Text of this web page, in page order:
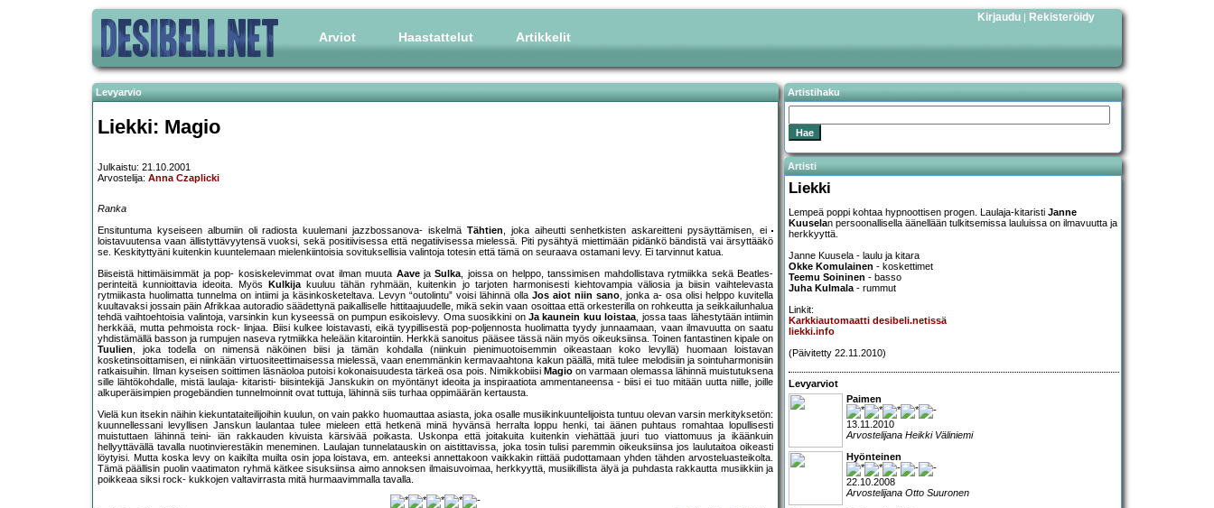
Arviot Haastattelut Artikkelit
Kirjaudu | Rekisteröidy
Levyarvio
Liekki: Magio
Julkaistu: 21.10.2001
Arvostelija: Anna Czaplicki
Ranka
Ensituntuma kyseiseen albumiin oli radiosta kuulemani jazzbossanova- iskelmä Tähtien, joka aiheutti senhetkisten askareitteni pysäyttämisen, ei
loistavuutensa vaan ällistyttävyytensä vuoksi, sekä positiivisessa että negatiivisessa mielessä. Piti pysähtyä miettimään pidänkö bändistä vai ärsyttääkö
se. Keskityttyäni kuitenkin kuuntelemaan mielenkiintoisia sovituksellisia valintoja totesin että tämä on seuraava ostamani levy. Ei tarvinnut katua.
Biiseistä hittimäisimmät ja pop- kosiskelevimmat ovat ilman muuta AavejaSulka, joissa on helppo, tanssimisen mahdollistava rytmiikka sekä Beatles-
perinteitä kunnioittavia ideoita. Myös
Kulkijakuuluu tähän ryhmään, kuitenkin jo tarjoten harmonisesti kiehtovampia väliosia ja biisin vaihtelevasta
rytmiikasta huolimatta tunnelma on intiimi ja käsinkosketeltava. Levyn “outolintu” voisi lähinnä olla Jos aiot niin sano, jonka a- osa olisi helppo kuvitella
kuultavaksi jossain päin Afrikkaa autoradio säädettynä paikalliselle hittitaajuudelle, mikä sekin vaan osoittaa että orkesterilla on rohkeutta ja seikkailunhalua
tehdä vaihtoehtoisia valintoja, varsinkin kun kyseessä on pumpun esikoislevy. Oma suosikkini onJa kaunein kuu loistaa, jossa taas lähestytään intiimin
herkkää, mutta pehmoista rock- linjaa. Biisi kulkee loistavasti, eikä tyypillisestä pop-poljennosta huolimatta tyydy junnaamaan, vaan ilmavuutta on saatu
yhdistämällä basson ja rumpujen naseva rytmiikka heleään kitarointiin. Herkkä sanoitus pääsee tässä näin myös oikeuksiinsa. Toinen fantastinen kipale on
Tuulien, joka todella on nimensä näköinen biisi ja tämän kohdalla (niinkuin pienimuotoisemmin oikeastaan koko levyllä) huomaan loistavan
kosketinsoittamisen, ei niinkään virtuositeettimaisessa mielessä, vaan enemmänkin kermavaahtona kakun päällä, mitä tulee melodisiin ja sointuharmonisiin
ratkaisuihin. Ilman kyseisen soittimen läsnäoloa putoisi kokonaisuudesta tärkeä osa pois. Nimikkobiisi Magioon varmaan olemassa lähinnä muistutuksena
sille lähtökohdalle, mistä laulaja- kitaristi- biisintekijä Janskukin on myöntänyt ideoita ja inspiraatiota ammentaneensa - biisi ei tuo mitään uutta niille, joille
alkuperäisimpien progebändien tunnelmoinnit ovat tuttuja, lähinnä siis turhaa oppimäärän kertausta.
Vielä kun itsekin näihin kiekuntataiteilijoihin kuulun, on vain pakko huomauttaa asiasta, joka osalle musiikinkuuntelijoista tuntuu olevan varsin merkityksetön:
kuunnellessani levyllisen Janskun laulantaa tulee mieleen että hetkenä minä hyvänsä herralta loppu henki, tai äänen puhtaus romahtaa lopullisesti
muistuttaen lähinnä teini- iän rakkauden kivuista kärsivää poikasta. Uskonpa että joitakuita kuitenkin viehättää juuri tuo viattomuus ja ikäänkuin
hellyyttävällä tavalla nuotinvierestäkin meneminen. Laulajan tunnelatauskin on aistittavissa, joka tosin tulisi paremmin oikeuksiinsa jos laulutaitoa oikeasti
löytyisi. Mutta koska levy on kaikilta muilta osin jopa loistava, em. anteeksi annettakoon vaikkakin riittää pudottamaan yhden tähden arvosteluasteikolta.
Tämä päällisin puolin vaatimaton ryhmä kätkee sisuksiinsa aimo annoksen ilmaisuvoimaa, herkkyyttä, musiikillista älyä ja puhdasta rakkautta musiikkiin ja
poikkeaa siksi rock- kukkojen valtavirrasta mitä hurmaavimmalla tavalla.
Artistihaku
Artisti
Liekki
Lempeä poppi kohtaa hypnoottisen progen. Laulaja-kitaristi Janne
Kuuselan persoonallisella äänellään tulkitsemissa lauluissa on ilmavuutta ja
herkkyyttä.
Janne Kuusela - laulu ja kitara
Okke Komulainen - koskettimet
Teemu Soininen - basso
Juha Kulmala- rummut
Linkit:
Karkkiautomaatti desibeli.netissä
liekki.info
(Päivitetty 22.11.2010)
Levyarviot
Paimen
13.11.2010
Arvostelijana Heikki Väliniemi
Hyönteinen
22.10.2008
Arvostelijana Otto Suuronen